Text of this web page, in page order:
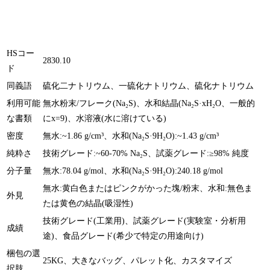
HSコー
ド
2830.10
同義語
硫化二ナトリウム、一硫化ナトリウム、硫化ナトリウム
利用可能
な書類
無水粉末/フレーク(Na₂S)、水和結晶(Na₂S·xH₂O、一般的
にx=9)、水溶液(水に溶けている)
密度
無水:~1.86 g/cm³、水和(Na₂S·9H₂O):~1.43 g/cm³
純粋さ
技術グレード:~60-70% Na₂S、試薬グレード:≥98% 純度
分子量
無水:78.04 g/mol、水和(Na₂S·9H₂O):240.18 g/mol
外見
無水:黄白色またはピンクがかった塊/粉末、水和:無色ま
たは黄色の結晶(吸湿性)
成績
技術グレード(工業用)、試薬グレード(実験室・分析用
途)、食品グレード(希少で特定の用途向け)
梱包の選
25KG、大きなバッグ、パレット化、カスタマイズ